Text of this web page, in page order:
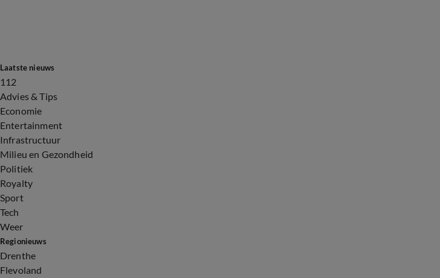
Laatste nieuws
112
Advies & Tips
Economie
Entertainment
Infrastructuur
Milieu en Gezondheid
Politiek
Royalty
Sport
Tech
Weer
Regionieuws
Drenthe
Flevoland